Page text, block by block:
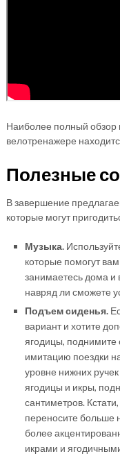
Наиболее полный обзор
велотренажере
Полезные
В завершение
которые могут
Музыка.
которые помогут
занимаетесь дома и
навряд ли сможете
Подъем сиденья.
вариант и хотите
ягодицы, поднимите
имитацию поездки
уровне нижних
ягодицы и икры,
сантиметров.
переносите больше
более
икрами и